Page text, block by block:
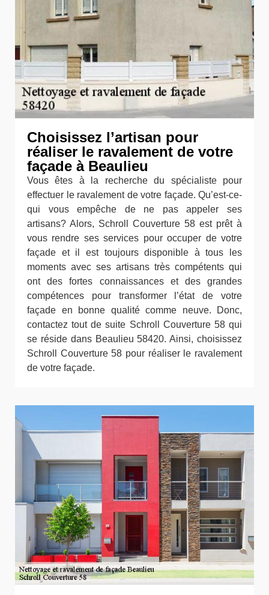
Choisissez l’artisan pour
réaliser le ravalement de votre
façade à Beaulieu
Vous êtes à la recherche du spécialiste pour
effectuer le ravalement de votre façade. Qu’est-ce-
qui vous empêche de ne pas appeler ses
artisans? Alors, Schroll Couverture 58 est prêt à
vous rendre ses services pour occuper de votre
façade et il est toujours disponible à tous les
moments avec ses artisans très compétents qui
ont des fortes connaissances et des grandes
compétences pour transformer l’état de votre
façade en bonne qualité comme neuve. Donc,
contactez tout de suite Schroll Couverture 58 qui
se réside dans Beaulieu 58420. Ainsi, choisissez
Schroll Couverture 58 pour réaliser le ravalement
de votre façade.